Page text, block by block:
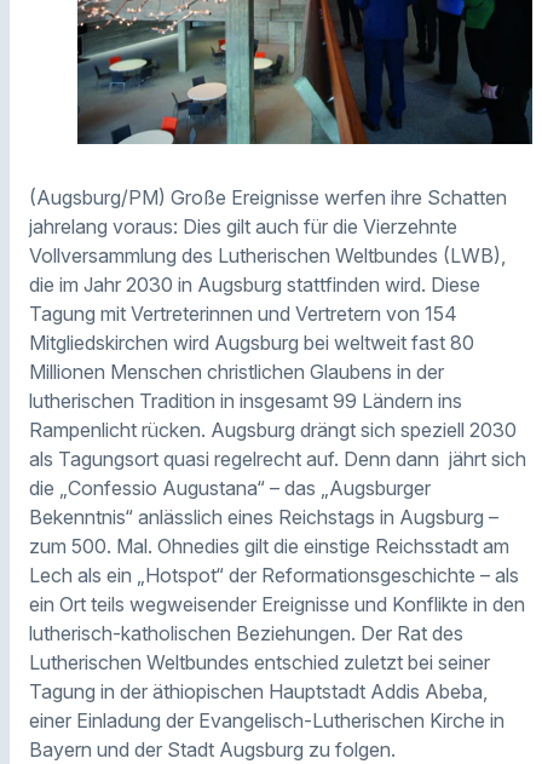
(Augsburg/PM) Große Ereignisse werfen ihre Schatten
jahrelang voraus: Dies gilt auch für die Vierzehnte
Vollversammlung des Lutherischen Weltbundes (LWB),
die im Jahr 2030 in Augsburg stattfinden wird. Diese
Tagung mit Vertreterinnen und Vertretern von 154
Mitgliedskirchen wird Augsburg bei weltweit fast 80
Millionen Menschen christlichen Glaubens in der
lutherischen Tradition in insgesamt 99 Ländern ins
Rampenlicht rücken. Augsburg drängt sich speziell 2030
als Tagungsort quasi regelrecht auf. Denn dann jährt sich
die „Confessio Augustana“ – das „Augsburger
Bekenntnis“ anlässlich eines Reichstags in Augsburg –
zum 500. Mal. Ohnedies gilt die einstige Reichsstadt am
Lech als ein „Hotspot“ der Reformationsgeschichte – als
ein Ort teils wegweisender Ereignisse und Konflikte in den
lutherisch-katholischen Beziehungen. Der Rat des
Lutherischen Weltbundes entschied zuletzt bei seiner
Tagung in der äthiopischen Hauptstadt Addis Abeba,
einer Einladung der Evangelisch-Lutherischen Kirche in
Bayern und der Stadt Augsburg zu folgen.